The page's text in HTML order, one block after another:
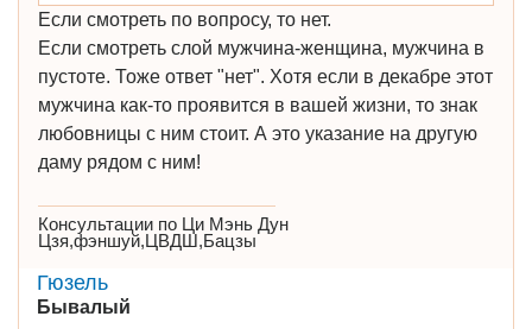
Если смотреть по вопросу, то нет.
Если смотреть слой мужчина-женщина, мужчина в
пустоте. Тоже ответ "нет". Хотя если в декабре этот
мужчина как-то проявится в вашей жизни, то знак
любовницы с ним стоит. А это указание на другую
даму рядом с ним!
Консультации по Ци Мэнь Дун
Цзя,фэншуй,ЦВДШ,Бацзы
Гюзель
Бывалый